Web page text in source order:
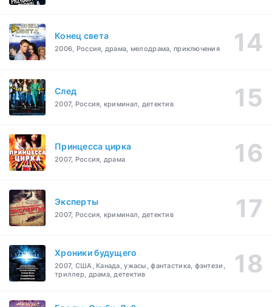
Конец света
2006, Россия, драма, мелодрама, приключения
След
2007, Россия, криминал, детектив
Принцесса цирка
2007, Россия, драма
Эксперты
2007, Россия, криминал, детектив
Хроники будущего
2007, США, Канада, ужасы, фантастика, фэнтези,
триллер, драма, детектив